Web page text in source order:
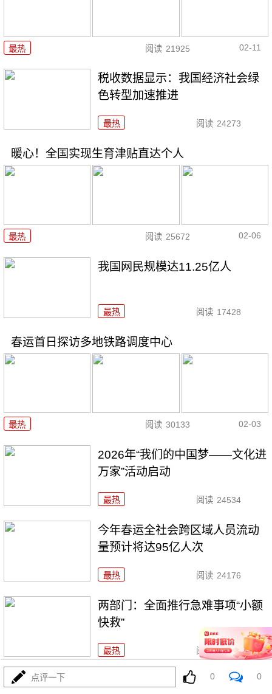
最热 阅读 21925 02-11
税收数据显示：我国经济社会绿
色转型加速推进
最热 阅读 24273
暖心！全国实现生育津贴直达个人
最热 阅读 25672 02-06
我国网民规模达11.25亿人
最热 阅读 17428
春运首日探访多地铁路调度中心
最热 阅读 30133 02-03
2026年“我们的中国梦——文化进
万家”活动启动
最热 阅读 24534
今年春运全社会跨区域人员流动
量预计将达95亿人次
最热 阅读 24176
两部门：全面推行急难事项“小额
快救”
最热 阅读 20981
近7亿！2025年出入境人次创历史新高
点评一下 0 0